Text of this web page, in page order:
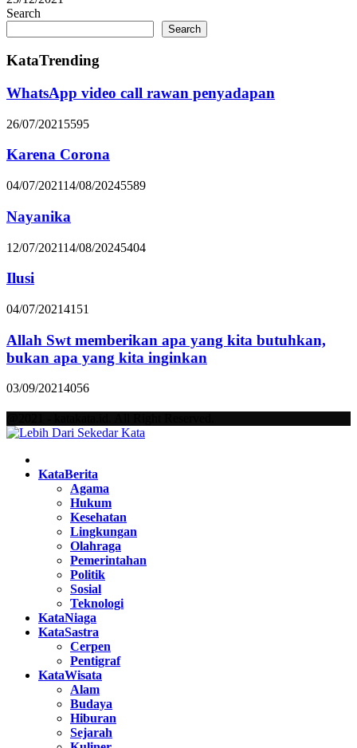
Search
Search
KataTrending
WhatsApp video call rawan penyadapan
26/07/2021 5595
Karena Corona
04/07/202114/08/20245589
Nayanika
12/07/202114/08/20245404
Ilusi
04/07/20214151
Allah Swt memberikan apa yang kita butuhkan,
bukan apa yang kita inginkan
03/09/20214056
KataBerita
Agama
Hukum
Kesehatan
Lingkungan
Olahraga
Pemerintahan
Politik
Sosial
Teknologi
KataNiaga
KataSastra
Cerpen
Pentigraf
KataWisata
Alam
Budaya
Hiburan
Sejarah